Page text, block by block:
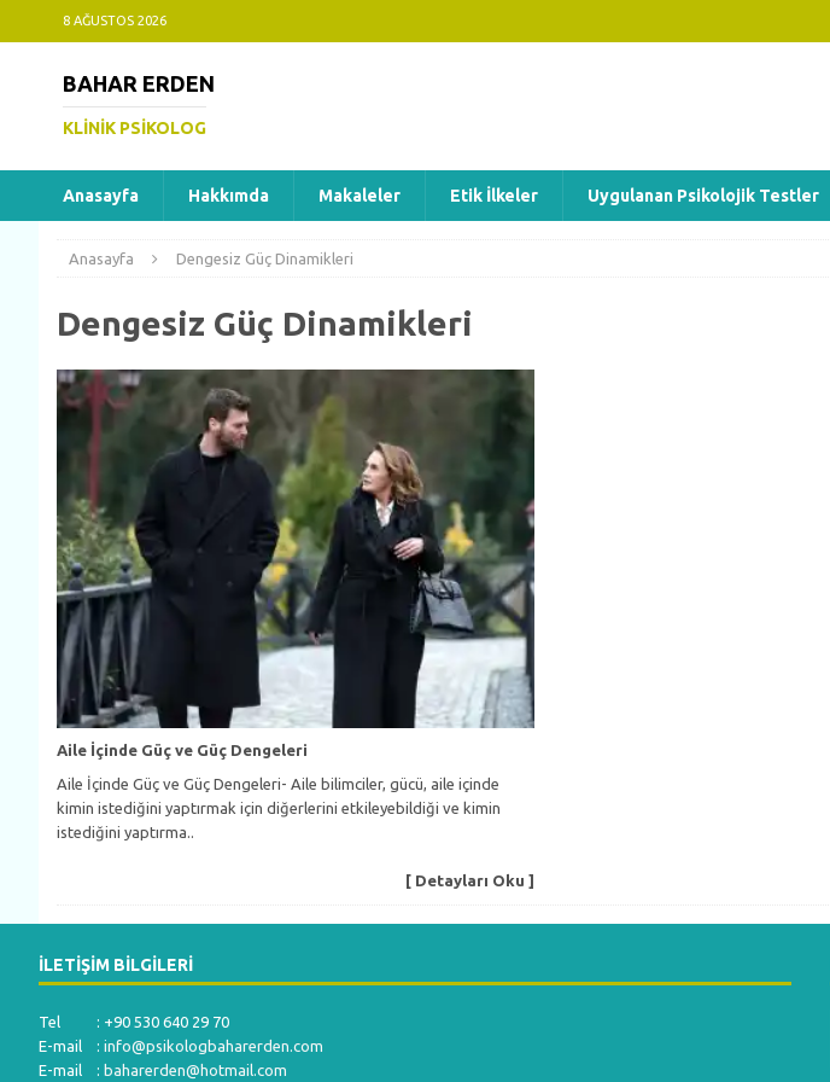
8 AĞUSTOS 2026
BAHAR ERDEN
KLINIK PSIKOLOG
Anasayfa Hakkımda Makaleler Etik İlkeler Uygulanan Psikolojik Testler
Anasayfa Dengesiz Güç Dinamikleri
Dengesiz Güç Dinamikleri
Aile İçinde Güç ve Güç Dengeleri
Aile İçinde Güç ve Güç Dengeleri- Aile bilimciler, gücü, aile içinde
kimin istediğini yaptırmak için diğerlerini etkileyebildiği ve kimin
istediğini yaptırma..
[ Detayları Oku ]
İLETIŞIM BILGILERI
Tel : +90 530 640 29 70
E-mail : info@psikologbaharerden.com
E-mail : baharerden@hotmail.com